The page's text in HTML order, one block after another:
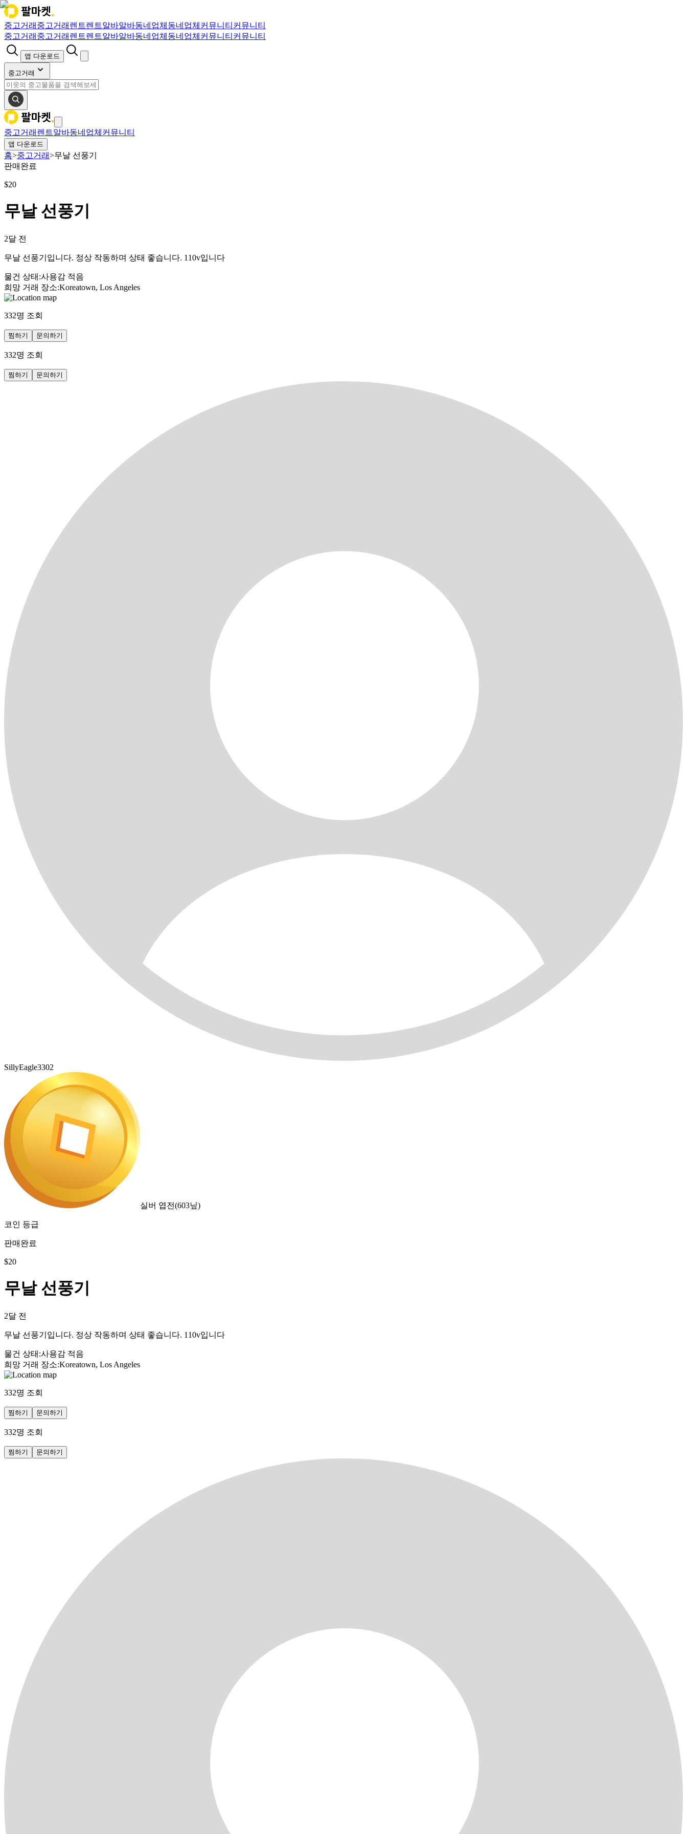
중고거래 중고거래 렌트렌트알바알바동네업체 동네업체 커뮤니티 커뮤니티
중고거래 중고거래 렌트렌트알바알바동네업체 동네업체 커뮤니티 커뮤니티
앱 다운로드
중고거래
중고거래 렌트알바동네업체 커뮤니티
앱 다운로드
홈>중고거래>무날 선풍기
판매완료
$20
무날 선풍기
2달 전
무날 선풍기입니다. 정상 작동하며 상태 좋습니다. 110v입니다
물건 상태 :사용감 적음
희망 거래 장소:Koreatown, Los Angeles
332명 조회
찜하기 문의하기
332명 조회
찜하기 문의하기
SillyEagle3302
실버 엽전(603닢)
코인 등급
판매완료
$20
무날 선풍기
2달 전
무날 선풍기입니다. 정상 작동하며 상태 좋습니다. 110v입니다
물건 상태 :사용감 적음
희망 거래 장소:Koreatown, Los Angeles
332명 조회
찜하기 문의하기
332명 조회
찜하기 문의하기